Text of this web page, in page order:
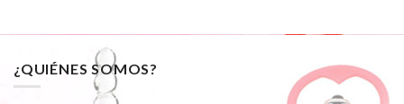
¿QUIÉNES SOMOS?